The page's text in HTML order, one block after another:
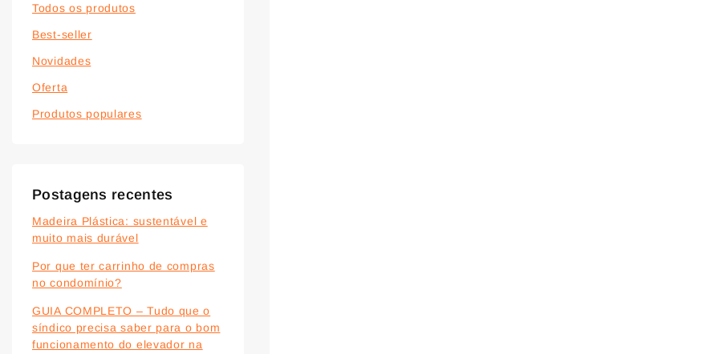
Todos os produtos
Best-seller
Novidades
Oferta
Produtos populares
Postagens recentes
Madeira Plástica: sustentável e
muito mais durável
Por que ter carrinho de compras
no condomínio?
GUIA COMPLETO – Tudo que o
síndico precisa saber para o bom
funcionamento do elevador na